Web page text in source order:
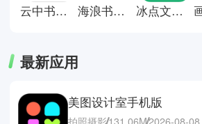
云中书城小说阅读网 海浪书屋纯净版 冰点文库下载器手机版
最新应用
美图设计室手机版
拍照摄影131.06M2026-08-08